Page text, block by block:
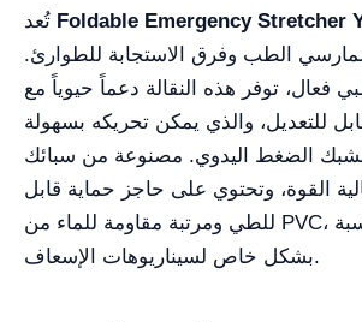
Foldable Emergency Stretcher
الطب وفرق الاستجابة للطوارئ.
فعال، توفر هذه النقالة دعماً حيوياً مع
للتعديل، والذي يمكن تحريكه بسهولة
الضغط اليدوي. مصنوعة من سبائك
القوة، وتحتوي على حاجز حماية قابل
للطي ومرتبة مقاومة للماء من PVC، مما يجعلها مناسبة
بشكل خاص لسيناريوهات الإسعاف.